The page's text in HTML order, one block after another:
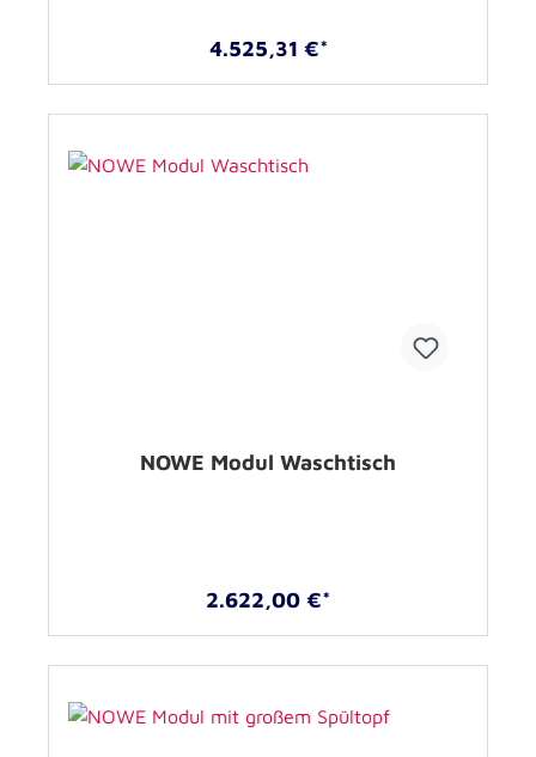
4.525,31 €*
NOWE Modul Waschtisch
2.622,00 €*